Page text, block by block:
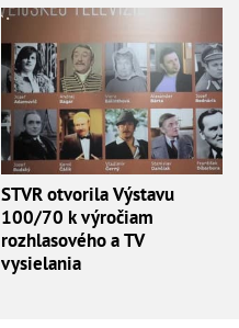
STVR otvorila Výstavu
100/70 k výročiam
rozhlasového a TV
vysielania